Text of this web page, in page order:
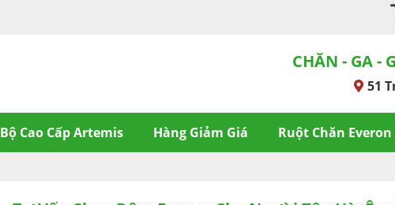
CHĂN - GA -
51
Bộ Cao Cấp Artemis Hàng Giảm Giá Ruột Chăn Everon